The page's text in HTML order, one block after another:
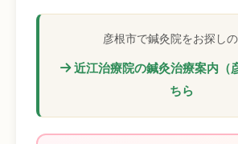
彦根市で鍼灸院をお探し
近江治療院の鍼灸治療案内（
ちら